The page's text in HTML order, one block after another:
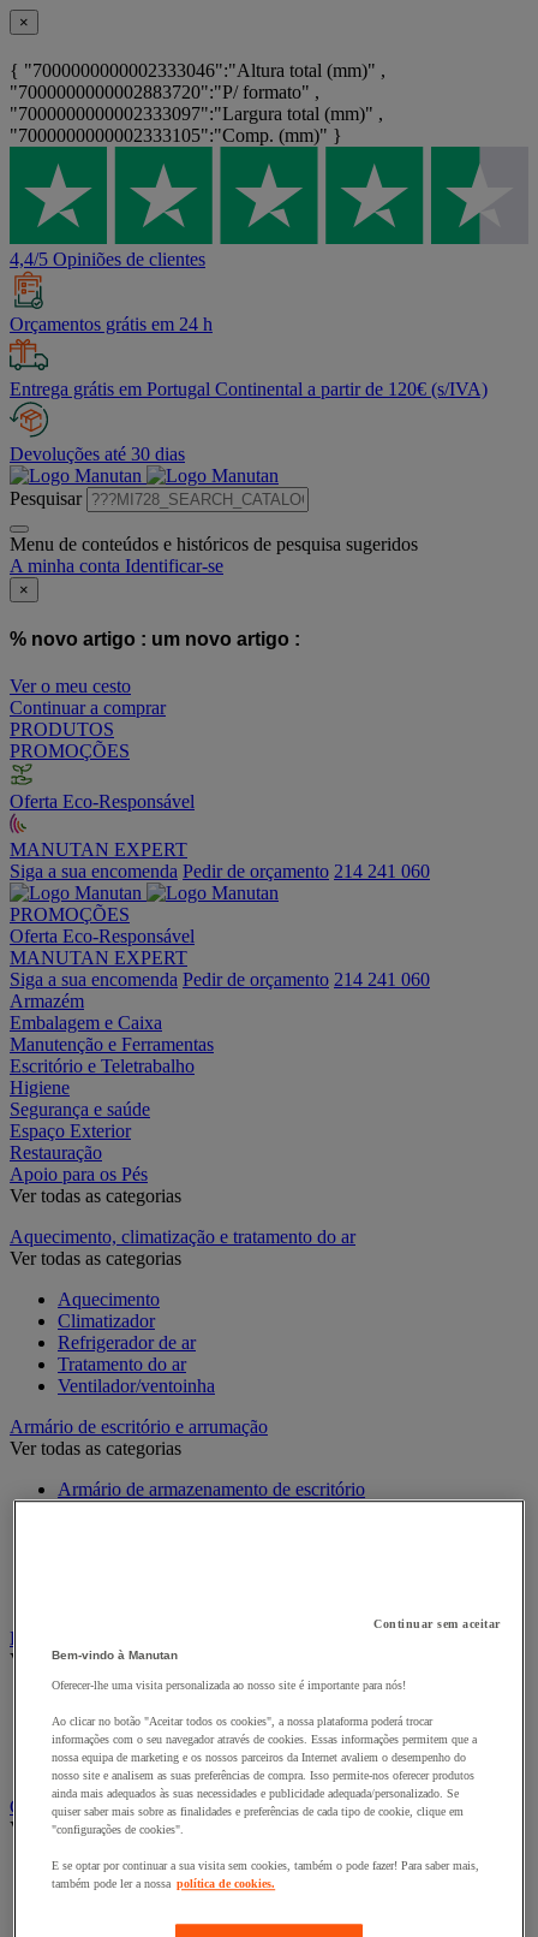
×
{ "7000000000002333046":"Altura total (mm)" ,
"7000000000002883720":"P/ formato" ,
"7000000000002333097":"Largura total (mm)" ,
"7000000000002333105":"Comp. (mm)" }
4,4/5 Opiniões de clientes
Orçamentos grátis em 24 h
Entrega grátis em Portugal Continental a partir de 120€ (s/IVA)
Devoluções até 30 dias
Pesquisar
Menu de conteúdos e históricos de pesquisa sugeridos
A minha conta Identificar-se
×
% novo artigo : um novo artigo :
Ver o meu cesto
Continuar a comprar
PRODUTOS
PROMOÇÕES
Oferta Eco-Responsável
MANUTAN EXPERT
Siga a sua encomenda Pedir de orçamento 214 241 060
PROMOÇÕES
Oferta Eco-Responsável
MANUTAN EXPERT
Siga a sua encomenda Pedir de orçamento 214 241 060
Armazém
Embalagem e Caixa
Manutenção e Ferramentas
Escritório e Teletrabalho
Higiene
Segurança e saúde
Espaço Exterior
Restauração
Apoio para os Pés
Ver todas as categorias
Aquecimento, climatização e tratamento do ar
Ver todas as categorias
Aquecimento
Climatizador
Refrigerador de ar
Tratamento do ar
Ventilador/ventoinha
Armário de escritório e arrumação
Ver todas as categorias
Armário de armazenamento de escritório
Bengaleiro e cabide
Ver todas as categorias
Cabide
Porta-cabides
Suporte guarda-chuvas
Cadeiras, poltronas e cadeirões
Ver todas as categorias
Acessórios para cadeiras de escritório
Cadeira de braços executivo
Continuar sem aceitar
Bem-vindo à Manutan
Oferecer-lhe uma visita personalizada ao nosso site é importante para nós!
Ao clicar no botão "Aceitar todos os cookies", a nossa plataforma poderá trocar
informações com o seu navegador através de cookies. Essas informações permitem que a
nossa equipa de marketing e os nossos parceiros da Internet avaliem o desempenho do
nosso site e analisem as suas preferências de compra. Isso permite-nos oferecer produtos
ainda mais adequados às suas necessidades e publicidade adequada/personalizado. Se
quiser saber mais sobre as finalidades e preferências de cada tipo de cookie, clique em
"configurações de cookies".
E se optar por continuar a sua visita sem cookies, também o pode fazer! Para saber mais,
também pode ler a nossa política de cookies.